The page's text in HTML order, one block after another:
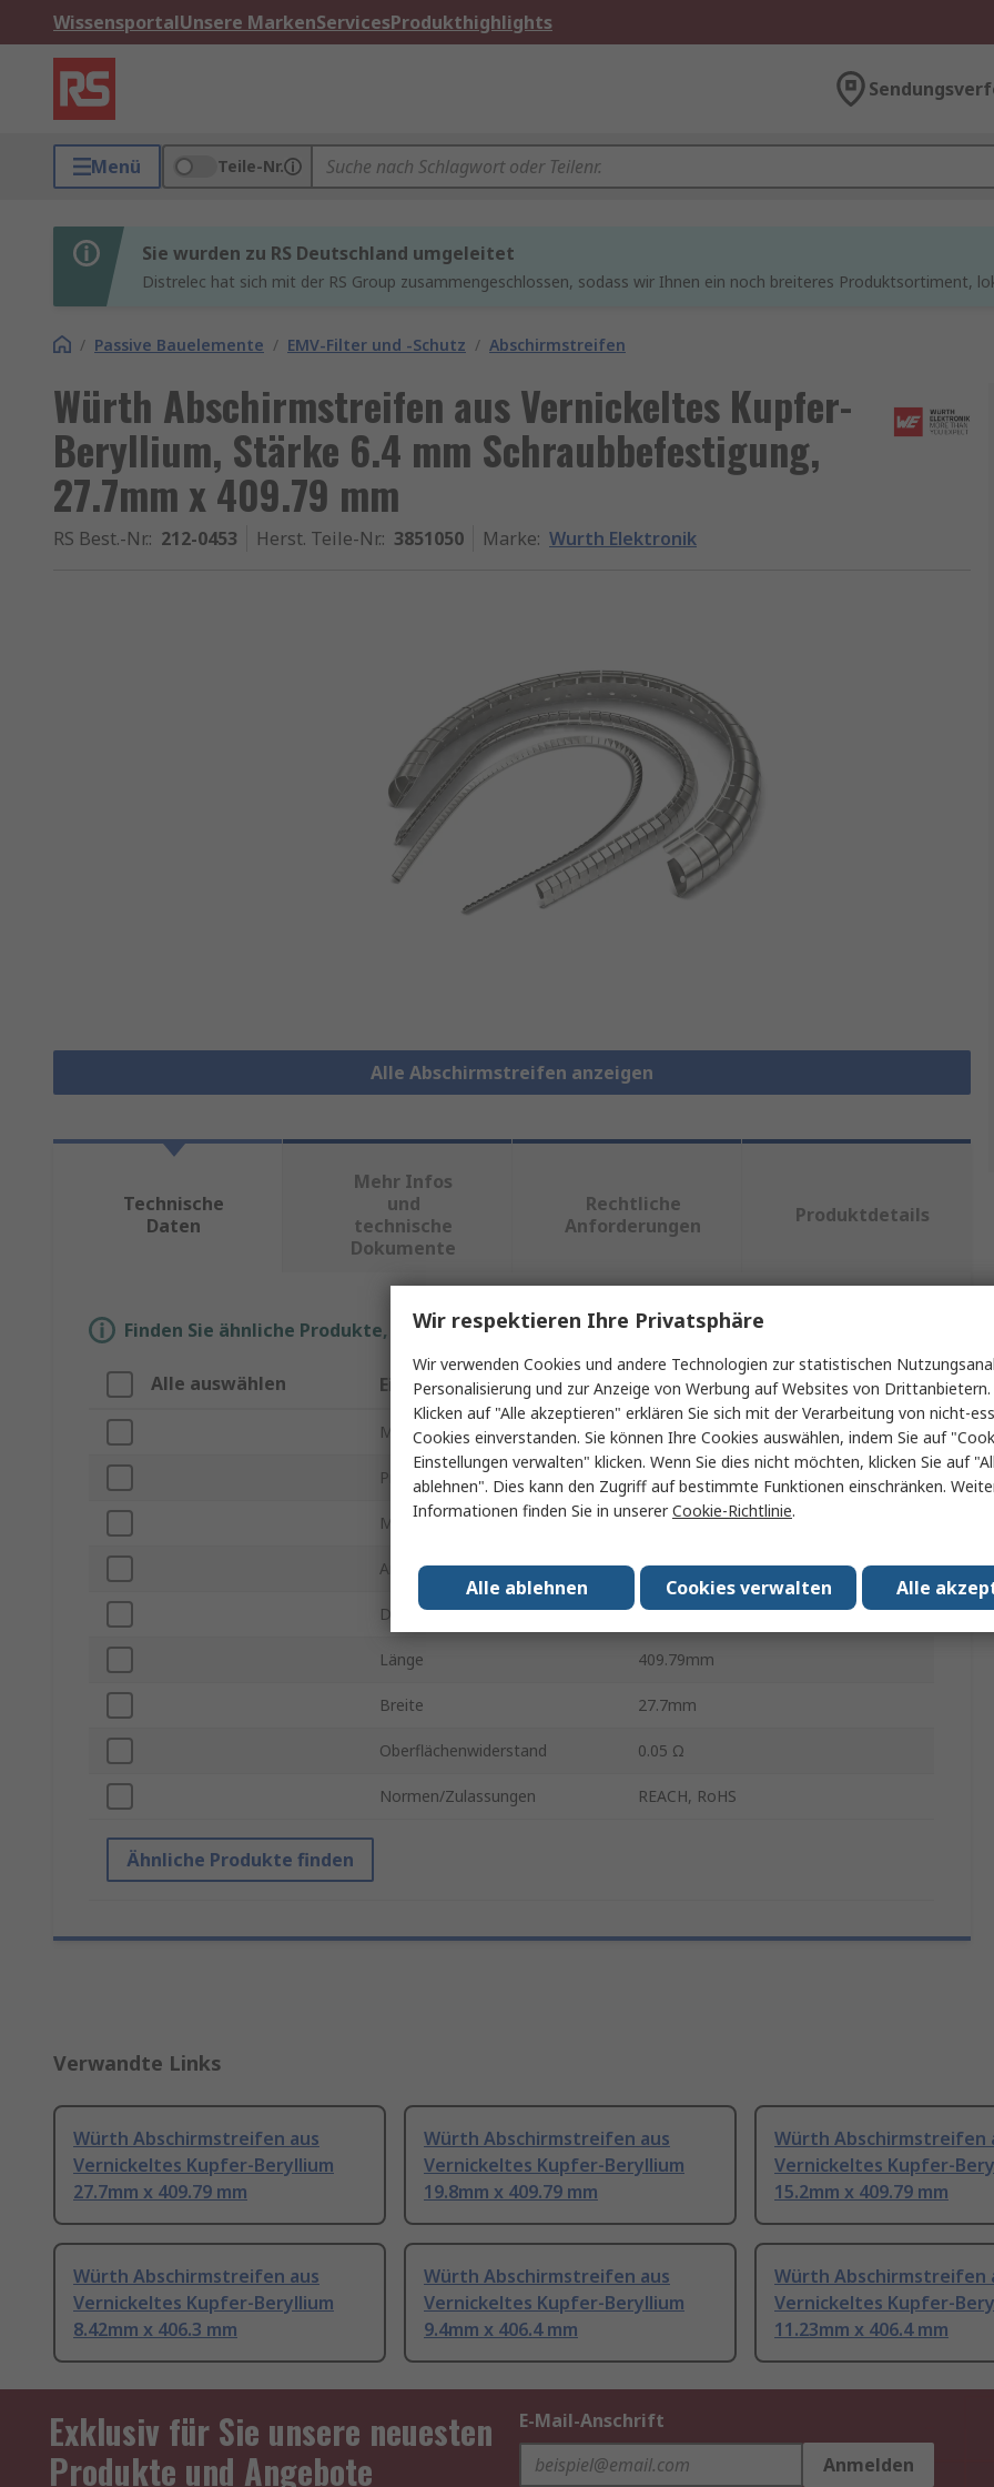
WissensportalUnsere MarkenServicesProdukthighlights
Menü Teile-Nr.
Sie wurden zu RS Deutschland umgeleitet
Distrelec hat sich mit der RS Group zusammengeschlossen, sodass wir Ihnen ein noch breiteres Produktsortiment,
/ Passive Bauelemente / EMV-Filter und -Schutz / Abschirmstreifen
Würth Abschirmstreifen aus Vernickeltes Kupfer-
Beryllium, Stärke 6.4 mm Schraubbefestigung,
27.7mm x 409.79 mm
RS Best.-Nr.: 212-0453 Herst. Teile-Nr.: 3851050 Marke: Wurth Elektronik
Alle Abschirmstreifen anzeigen
Technische
Daten
Mehr Infos
und
technische
Dokumente
Rechtliche
Anforderungen
Produktdetails
Finden Sie ähnliche Produkte, indem Sie ein oder mehrere Eigenschaften auswählen.
Alle auswählen Eigenschaft Wert
Marke Wurth Elektronik
Produkt Typ Abschirmstreifen
Material Vernickeltes Kupfer-Beryllium
Anschlusstyp Schraubbefestigung
Dicke 6.4mm
Länge 409.79mm
Breite 27.7mm
Oberflächenwiderstand 0.05 Ω
Normen/Zulassungen REACH, RoHS
Ähnliche Produkte finden
Verwandte Links
Würth Abschirmstreifen aus
Vernickeltes Kupfer-Beryllium
27.7mm x 409.79 mm
Würth Abschirmstreifen aus
Vernickeltes Kupfer-Beryllium
19.8mm x 409.79 mm
Würth Abschirmstreifen
Vernickeltes Kupfer-
15.2mm x 409.79 mm
Würth Abschirmstreifen aus
Vernickeltes Kupfer-Beryllium
8.42mm x 406.3 mm
Würth Abschirmstreifen aus
Vernickeltes Kupfer-Beryllium
9.4mm x 406.4 mm
Würth Abschirmstreifen
Vernickeltes Kupfer-
11.23mm x 406.4 mm
Exklusiv für Sie unsere neuesten
Produkte und Angebote
E-Mail-Anschrift
Anmelden
Wir respektieren Ihre Privatsphäre
Wir verwenden Cookies und andere Technologien zur statistischen
Personalisierung und zur Anzeige von Werbung auf Websites von
Klicken auf "Alle akzeptieren" erklären Sie sich mit der Verarbeitung von nicht-
Cookies einverstanden. Sie können Ihre Cookies auswählen, indem Sie auf
Einstellungen verwalten" klicken. Wenn Sie dies nicht möchten, klicken Sie auf
ablehnen". Dies kann den Zugriff auf bestimmte Funktionen einschränken.
Informationen finden Sie in unsererCookie-Richtlinie.
Alle
Cookies verwalten
Alle ablehnen